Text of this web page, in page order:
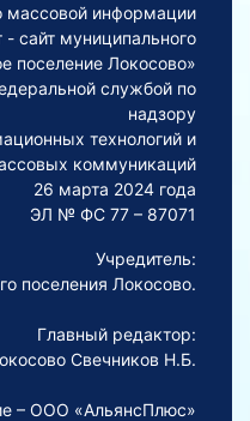
массовой информации
сайт муниципального
поселение Локосово»
службой по
надзору
технологий и
коммуникаций
26 марта 2024 года
ЭЛ № ФС 77 – 87071
Учредитель:
поселения Локосово.
Главный редактор:
Свечников Н.Б.
– ООО «АльянсПлюс»